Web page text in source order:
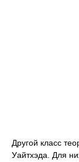
Другой класс
Уайтхэда. Для